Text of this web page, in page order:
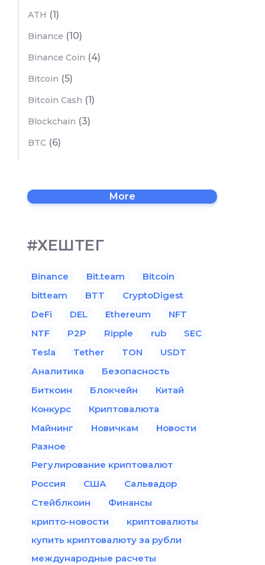
ATH (1)
Binance (10)
Binance Coin (4)
Bitcoin (5)
Bitcoin Cash (1)
Blockchain (3)
BTC (6)
More
#ХЕШТЕГ
Binance Bit.team
Bitcoin
bitteam
BTT
CryptoDigest
DeFi
DEL Ethereum
NFT
NTF
P2P Ripple rub
SEC
Tesla
Tether TON
USDT
Аналитика
Безопасность
Биткоин
Блокчейн
Китай
Конкурс
Криптовалюта
Майнинг
Новичкам
Новости
Разное
Регулирование криптовалют
Россия
США
Сальвадор
Стейблкоин
Финансы
крипто-новости
криптовалюты
купить криптовалюту за рубли
международные расчеты